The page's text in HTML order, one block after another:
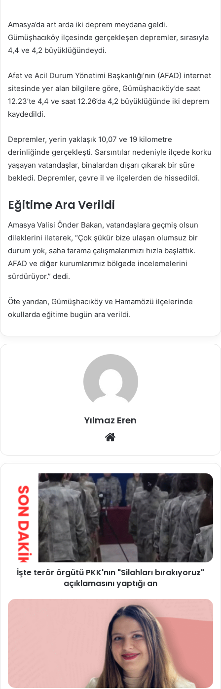
göndermek
Amasya’da art arda iki deprem meydana geldi.
Gümüşhacıköy ilçesinde gerçekleşen depremler, sırasıyla
4,4 ve 4,2 büyüklüğündeydi.
Afet ve Acil Durum Yönetimi Başkanlığı’nın (AFAD) internet
sitesinde yer alan bilgilere göre, Gümüşhacıköy’de saat
12.23’te 4,4 ve saat 12.26’da 4,2 büyüklüğünde iki deprem
kaydedildi.
Depremler, yerin yaklaşık 10,07 ve 19 kilometre
derinliğinde gerçekleşti. Sarsıntılar nedeniyle ilçede korku
yaşayan vatandaşlar, binalardan dışarı çıkarak bir süre
bekledi. Depremler, çevre il ve ilçelerden de hissedildi.
Eğitime Ara Verildi
Amasya Valisi Önder Bakan, vatandaşlara geçmiş olsun
dileklerini ileterek, “Çok şükür bize ulaşan olumsuz bir
durum yok, saha tarama çalışmalarımızı hızla başlattık.
AFAD ve diğer kurumlarımız bölgede incelemelerini
sürdürüyor.” dedi.
Öte yandan, Gümüşhacıköy ve Hamamözü ilçelerinde
okullarda eğitime bugün ara verildi.
Yılmaz Eren
İşte terör örgütü PKK'nın "Silahları bırakıyoruz"
açıklamasını yaptığı an